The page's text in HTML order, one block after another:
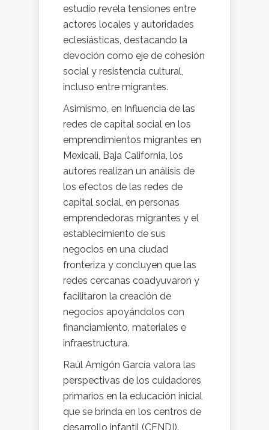
estudio revela tensiones entre
actores locales y autoridades
eclesiásticas, destacando la
devoción como eje de cohesión
social y resistencia cultural,
incluso entre migrantes.
Asimismo, en Influencia de las
redes de capital social en los
emprendimientos migrantes en
Mexicali, Baja California, los
autores realizan un análisis de
los efectos de las redes de
capital social, en personas
emprendedoras migrantes y el
establecimiento de sus
negocios en una ciudad
fronteriza y concluyen que las
redes cercanas coadyuvaron y
facilitaron la creación de
negocios apoyándolos con
financiamiento, materiales e
infraestructura.
Raúl Amigón García valora las
perspectivas de los cuidadores
primarios en la educación inicial
que se brinda en los centros de
desarrollo infantil (CENDI).